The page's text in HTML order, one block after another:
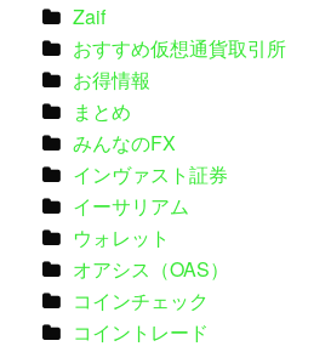
Zaif
おすすめ仮想通貨取引所
お得情報
まとめ
みんなのFX
インヴァスト証券
イーサリアム
ウォレット
オアシス（OAS）
コインチェック
コイントレード